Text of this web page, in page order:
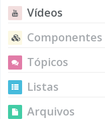
Vídeos
Componentes
Tópicos
Listas
Arquivos